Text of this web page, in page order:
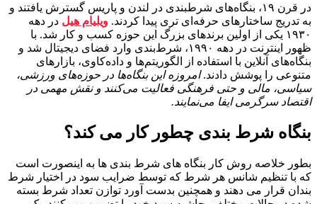
در قرن ۱۹، بنگاه‌های شرطبندی در لندن و پاریس گسترش یافتند و
به تدریج ساختارهای حرفه‌ای‌ تری پیدا کردند. ویلیام هیل در دهه
۱۹۳۰ یکی از اولین برندهای بزرگ این حوزه کسب و کار شد. با
ظهور اینترنت در دهه ۱۹۹۰، شرط‌بندی وارد فضای دیجیتال شد و
بنگاه‌های آنلاین با استفاده از الگوریتم‌ها و داده‌کاوی، بازارهای
متنوعی را پوشش دادند.امروزه این بنگاه‌ها در حوزه‌های ورزشی،
سیاسی، مالی و حتی فرهنگی فعالیت می‌کنند و نقش مهمی در
اقتصاد سرگرمی ایفا می‌نمایند.
بنگاه شرط بندی چطور کار می کند؟
بطور خلاصه روش کار بنگاه های شرط بندی ها به اینصورت است
که با تنظیم شانس هر شرط که توسط ضرایب سود در اختیار شرط
بندان قرار می دهند و همچنین بدست آورد توازن تعداد شرط بسته